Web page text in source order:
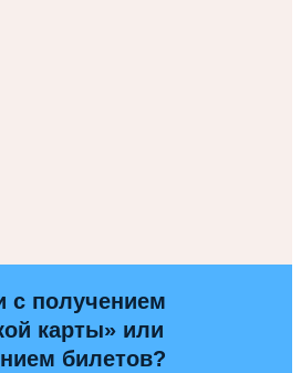
с получением
карты» или
билетов?